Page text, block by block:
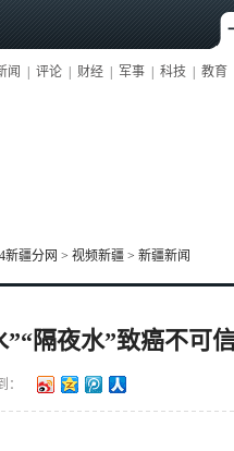
闻 评论 财经 军事 科技 教育
新疆分网 > 视频新疆 > 新疆新闻
隔夜水”致癌不可
：